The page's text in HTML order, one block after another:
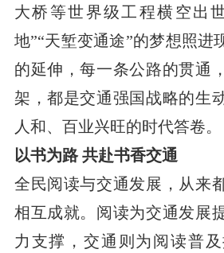
大桥等世界级工程横空出
地”“天堑变通途”的梦想照进
的延伸，每一条公路的贯通
架，都是交通强国战略的生
人和、百业兴旺的时代答卷。
以书为路 共赴书香交通
全民阅读与交通发展，从来
相互成就。阅读为交通发展
力支撑，交通则为阅读普及